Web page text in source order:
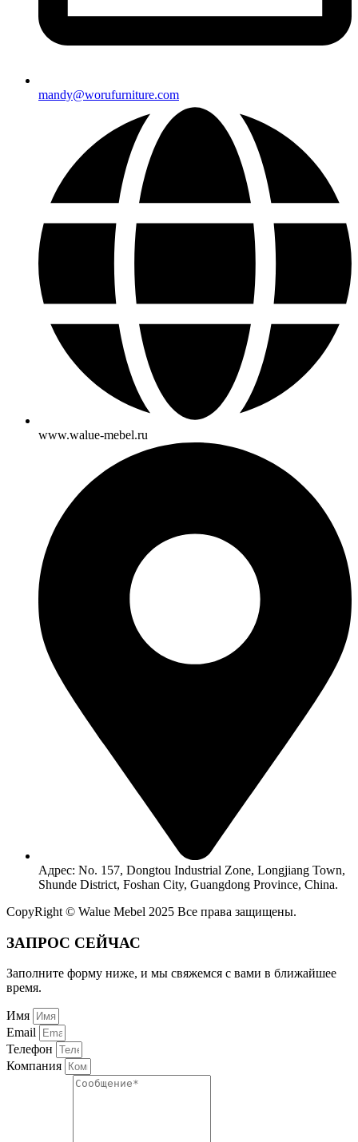
mandy@worufurniture.com
www.walue-mebel.ru
Адрес: No. 157, Dongtou Industrial Zone, Longjiang Town,
Shunde District, Foshan City, Guangdong Province, China.
CopyRight © Walue Mebel 2025 Все права защищены.
ЗАПРОС СЕЙЧАС
Заполните форму ниже, и мы свяжемся с вами в ближайшее
время.
Имя
Email
Телефон
Компания